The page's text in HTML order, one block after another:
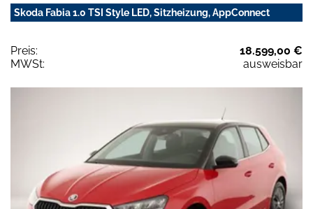
Skoda Fabia 1.0 TSI Style LED, Sitzheizung, AppConnect
Preis:
18.599,00 €
MWSt:
ausweisbar